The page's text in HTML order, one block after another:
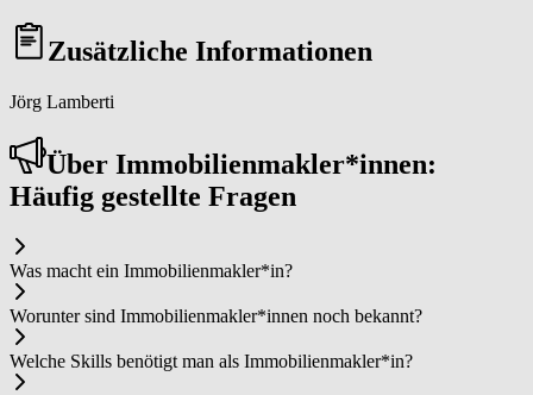
Zusätzliche Informationen
Jörg Lamberti
Über Im­mo­bi­li­en­mak­ler*in­nen:
Häufig gestellte Fragen
Was macht ein Im­mo­bi­li­en­mak­ler*in?
Worunter sind Im­mo­bi­li­en­mak­ler*in­nen noch bekannt?
Welche Skills benötigt man als Im­mo­bi­li­en­mak­ler*in?